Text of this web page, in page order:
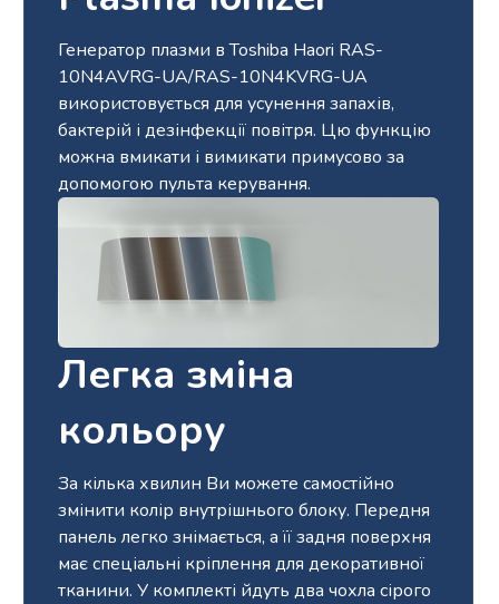
Генератор плазми в Toshiba Haori RAS-
10N4AVRG-UA/RAS-10N4KVRG-UA
використовується для усунення запахів,
бактерій і дезінфекції повітря. Цю функцію
можна вмикати і вимикати примусово за
допомогою пульта керування.
Легка зміна
кольору
За кілька хвилин Ви можете самостійно
змінити колір внутрішнього блоку. Передня
панель легко знімається, а її задня поверхня
має спеціальні кріплення для декоративної
тканини. У комплекті йдуть два чохла сірого